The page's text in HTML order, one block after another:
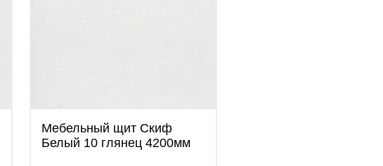
Мебельный щит Скиф
Белый 10 глянец 4200мм